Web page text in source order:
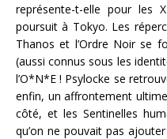
représente-t-elle pour les
poursuit à Tokyo. Les
Thanos et l’Ordre Noir se
(aussi connus sous les
l’O*N*E ! Psylocke se
enfin, un affrontement
côté, et les Sentinelles
qu’on ne pouvait pas